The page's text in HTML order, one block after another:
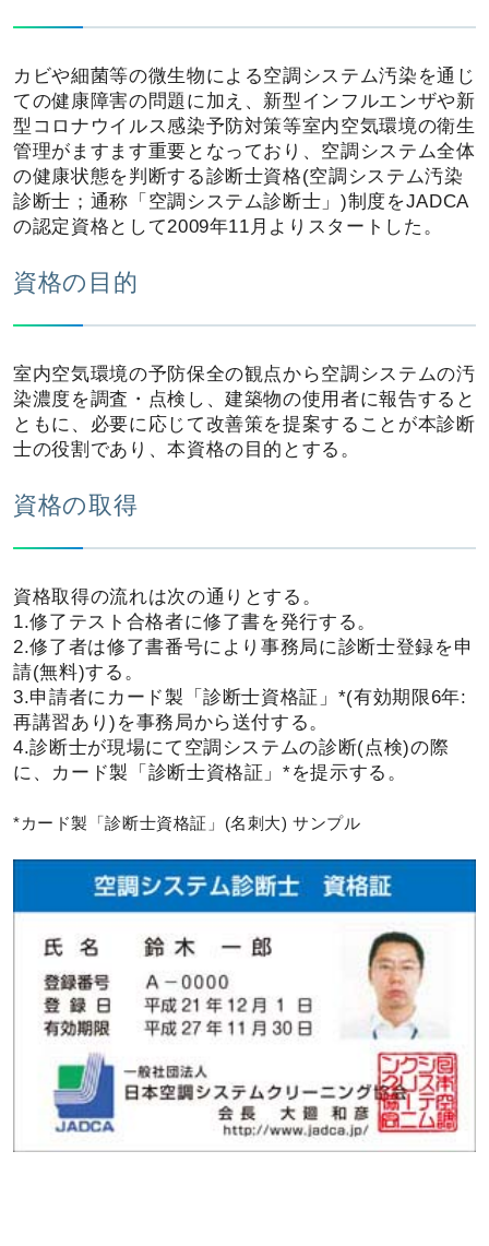
カビや細菌等の微生物による空調システム汚染を通じ
ての健康障害の問題に加え、新型インフルエンザや新
型コロナウイルス感染予防対策等室内空気環境の衛生
管理がますます重要となっており、空調システム全体
の健康状態を判断する診断士資格(空調システム汚染
診断士；通称「空調システム診断士」)制度をJADCA
の認定資格として2009年11月よりスタートした。
資格の目的
室内空気環境の予防保全の観点から空調システムの汚
染濃度を調査・点検し、建築物の使用者に報告すると
ともに、必要に応じて改善策を提案することが本診断
士の役割であり、本資格の目的とする。
資格の取得
資格取得の流れは次の通りとする。
1.修了テスト合格者に修了書を発行する。
2.修了者は修了書番号により事務局に診断士登録を申
請(無料)する。
3.申請者にカード製「診断士資格証」*(有効期限6年:
再講習あり)を事務局から送付する。
4.診断士が現場にて空調システムの診断(点検)の際
に、カード製「診断士資格証」*を提示する。
*カード製「診断士資格証」(名刺大) サンプル